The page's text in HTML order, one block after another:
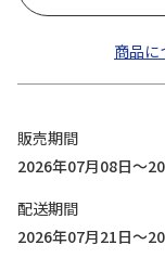
商品に
販売期間
2026年07月08日～
配送期間
2026年07月21日～